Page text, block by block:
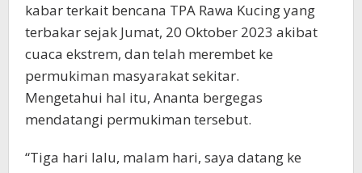
kabar terkait bencana TPA Rawa Kucing yang
terbakar sejak Jumat, 20 Oktober 2023 akibat
cuaca ekstrem, dan telah merembet ke
permukiman masyarakat sekitar.
Mengetahui hal itu, Ananta bergegas
mendatangi permukiman tersebut.
“Tiga hari lalu, malam hari, saya datang ke